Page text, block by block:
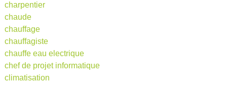
charpentier
chaude
chauffage
chauffagiste
chauffe eau electrique
chef de projet informatique
climatisation